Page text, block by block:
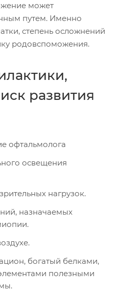
может
путем. Именно
степень осложнений
родовспоможения.
развития
офтальмолога
освещения
нагрузок.
назначаемых
богатый белками,
полезными